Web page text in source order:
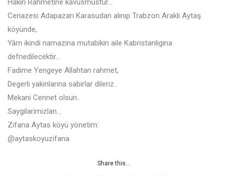
Hakin Rahmetine kavusmustur…
Cenazesi Adapazarı Karasudan alınıp Trabzon Arakli Aytaş
köyünde,
Yârn ikindi namazina mutabikin aile Kabristanligina
defnedilecektir…
Fadime Yengeye Allahtan rahmet,
Degerli yakinlarina sabirlar dileriz..
Mekani Cennet olsun..
Saygilarimizlan…
Zifana Aytas köyü yönetim:
@aytaskoyuzifana
Share this...